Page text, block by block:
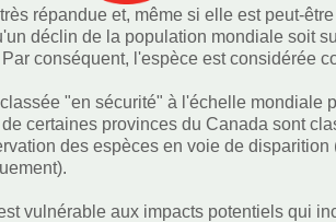
répandue et, même si elle est peut-
déclin de la population mondiale soit
conséquent, l'espèce est considérée
"en sécurité" à l'échelle mondiale
certaines provinces du Canada sont
des espèces en voie de
vulnérable aux impacts potentiels qui